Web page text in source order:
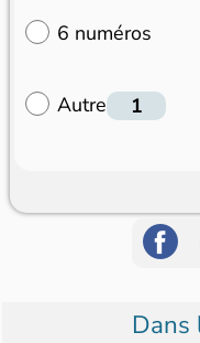
6 numéros
Autre
Dans